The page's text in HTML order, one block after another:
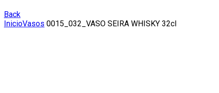
Back
InicioVasos 0015_032_VASO SEIRA WHISKY 32cl